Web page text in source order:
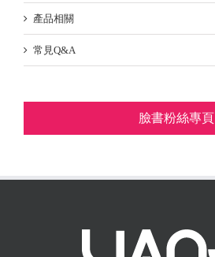
產品相關
常見Q&A
臉書粉絲專頁